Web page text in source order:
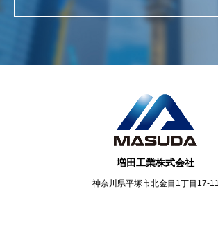
増田工業株式会社
神奈川県平塚市北金目1丁目17-11